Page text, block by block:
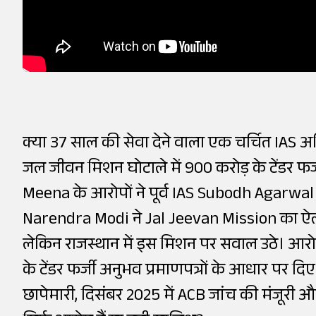
क्या 37 साल की सेवा देने वाला एक चर्चित IAS
जल जीवन मिशन घोटाले में 900 करोड़ के टेंडर
Meena के आरोपों ने पूर्व IAS Subodh
Narendra Modi ने Jal Jeevan Mission का
लेकिन राजस्थान में इस मिशन पर सवाल उठे।
के टेंडर फर्जी अनुभव प्रमाणपत्रों के आधार पर
छापेमारी, दिसंबर 2025 में ACB जांच की मंजूरी